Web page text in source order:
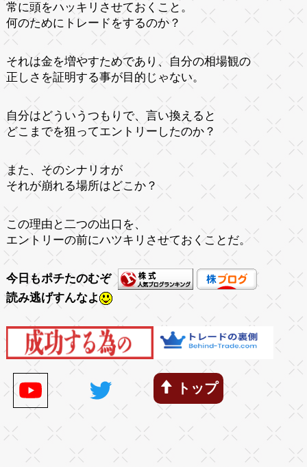
常に頭をハッキリさせておくこと。
何のためにトレードをするのか？
それは金を増やすためであり、自分の相場観の
正しさを証明する事が目的じゃない。
自分はどういうつもりで、言い換えると
どこまでを狙ってエントリーしたのか？
また、そのシナリオが
それが崩れる場所はどこか？
この理由と二つの出口を、
エントリーの前にハツキリさせておくことだ。
今日もポチたのむぞ
読み逃げすんなよ
トップ